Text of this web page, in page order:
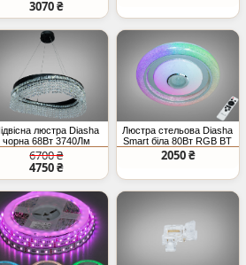
3070 ₴
люстра Diasha
чорна 68Вт 3740Лм
6700 ₴
4750 ₴
Люстра стельова Diasha
Smart біла 80Вт RGB BT
Tuya
2050 ₴